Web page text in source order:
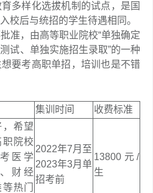
多样化选拔机制的试点，是国
校后与统招的学生待遇相同。
，由高等职业院校“单独确定
试、单独实施招生录取”的一种
要考高职单招，培训也是不错
集训时间 收费标准
希望
职院校
医学
财经
热门
2022年7月至
2023年3月单
招考前
13800元/
生